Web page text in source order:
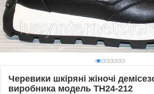
Черевики шкіряні жіночі
виробника модель ТН24-212